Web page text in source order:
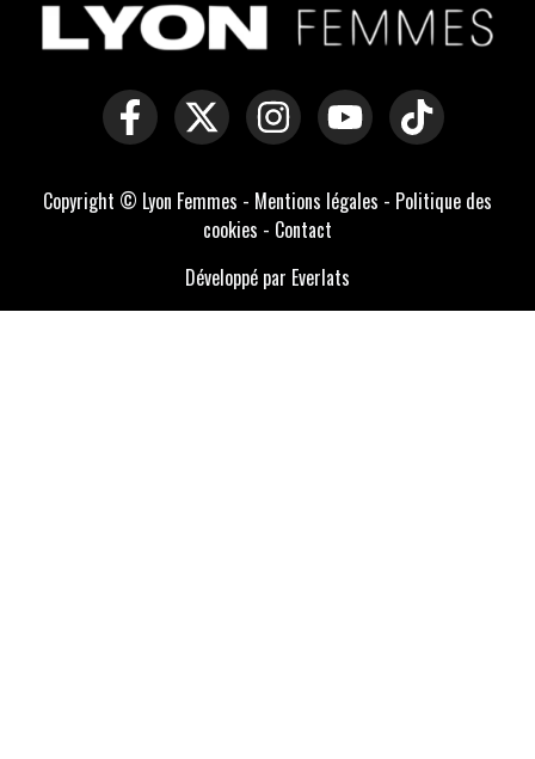
Copyright © Lyon Femmes - Mentions légales - Politique des
cookies - Contact
Développé par Everlats